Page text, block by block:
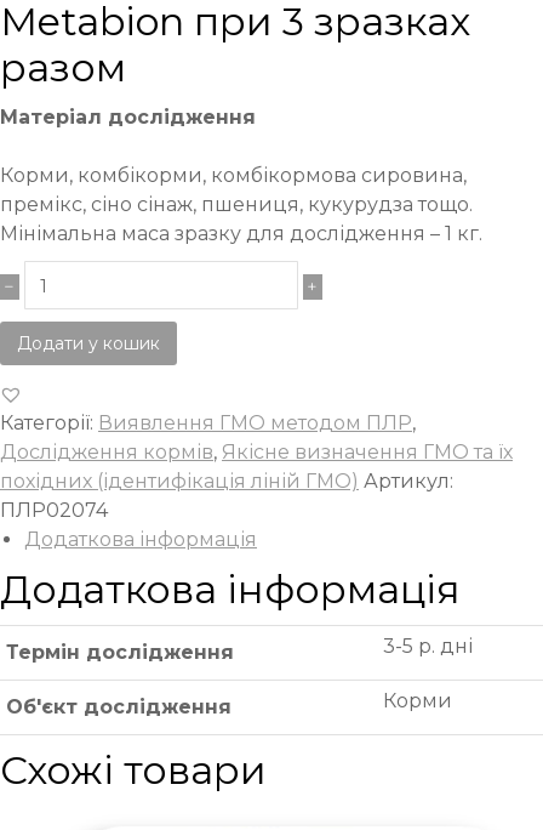
Metabion при 3 зразках
разом
Матеріал дослідження
Корми, комбікорми, комбікормова сировина,
премікс, сіно сінаж, пшениця, кукурудза тощо.
Мінімальна маса зразку для дослідження – 1 кг.
Додати у кошик
Категорії: Виявлення ГМО методом ПЛР,
Дослідження кормів, Якісне визначення ГМО та їх
похідних (ідентифікація ліній ГМО) Артикул:
ПЛР02074
Додаткова інформація
Додаткова інформація
Термін дослідження 3-5 р. дні
Об'єкт дослідження Корми
Схожі товари